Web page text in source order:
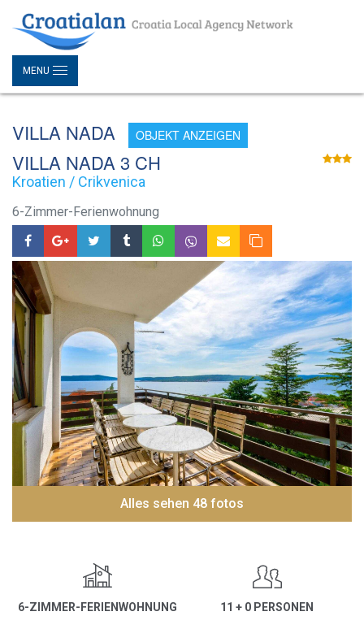
MENU
VILLA NADA OBJEKT ANZEIGEN
VILLA NADA 3 CH
Kroatien / Crikvenica
6-Zimmer-Ferienwohnung
Alles sehen 48 fotos
6-ZIMMER-FERIENWOHNUNG 11 + 0 PERSONEN